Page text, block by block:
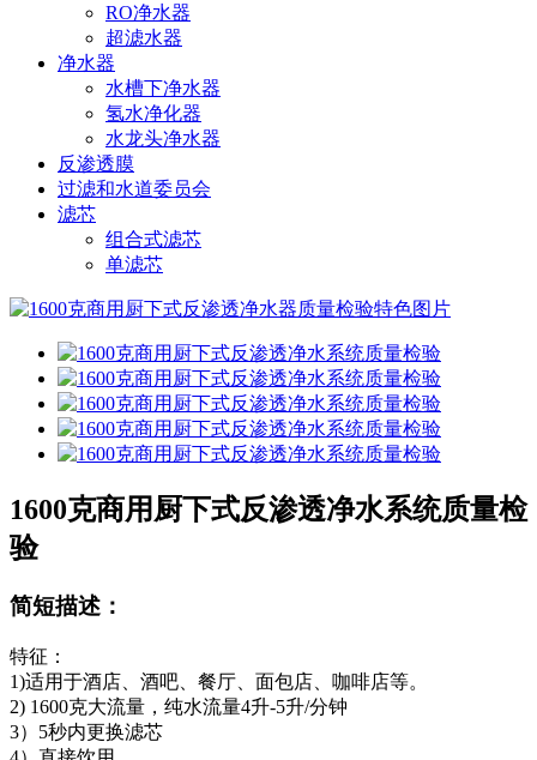
RO净水器
超滤水器
净水器
水槽下净水器
氢水净化器
水龙头净水器
反渗透膜
过滤和水道委员会
滤芯
组合式滤芯
单滤芯
1600克商用厨下式反渗透净水系统质量检
验
简短描述：
特征：
1)适用于酒店、酒吧、餐厅、面包店、咖啡店等。
2) 1600克大流量，纯水流量4升-5升/分钟
3）5秒内更换滤芯